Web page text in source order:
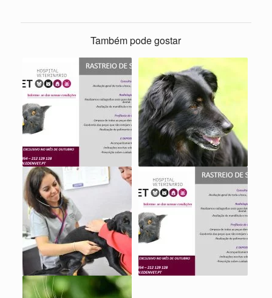
Também pode gostar